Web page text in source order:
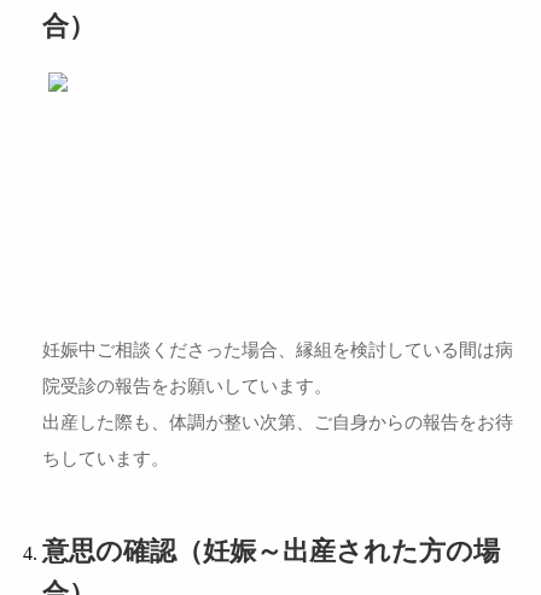
合）
妊娠中ご相談くださった場合、縁組を検討している間は病
院受診の報告をお願いしています。
出産した際も、体調が整い次第、ご自身からの報告をお待
ちしています。
意思の確認（妊娠～出産された方の場